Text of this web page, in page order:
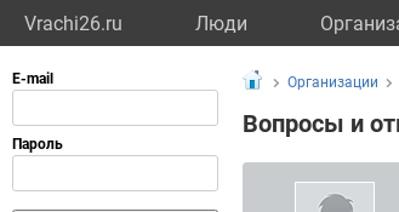
Vrachi26.ru Люди
Организации
Вопросы и